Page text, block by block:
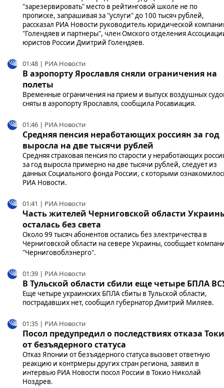
"зарезервировать" место в рейтинговой школе не по
прописке, запрашивая за "услуги" до 100 тысяч рублей,
рассказал РИА Новости руководитель юридической
"Голендяев и партнеры", член Омского отделения
юристов России Дмитрий Голендяев.
01:48 | РИА Новости
В аэропорту Ярославля сняли ограничения на
полеты
Временные ограничения на прием и выпуск воздушных
сняты в аэропорту Ярославля, сообщила Росавиация.
01:46 | РИА Новости
Средняя пенсия неработающих россиян за год
выросла на две тысячи рублей
Средняя страховая пенсия по старости у неработающих
за год выросла примерно на две тысячи рублей, следует из
данных Социального фонда России, с которыми
РИА Новости.
01:41 | РИА Новости
Часть жителей Черниговской области
осталась без света
Около 99 тысяч абонентов остались без электричества в
Черниговской области на севере Украины, сообщает
"Черниговоблэнерго".
01:39 | РИА Новости
В Тульской области сбили еще четыре БПЛА
Еще четыре украинских БПЛА сбиты в Тульской области,
пострадавших нет, сообщил губернатор Дмитрий Миляев.
01:35 | РИА Новости
Посол предупредил о последствиях отказа
от безъядерного статуса
Отказ Японии от безъядерного статуса вызовет ответную
реакцию и контрмеры других стран региона, заявил в
интервью РИА Новости посол России в Токио Николай
Ноздрев.